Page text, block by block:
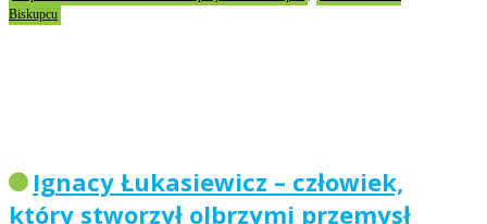
Biskupcu
Ignacy Łukasiewicz – człowiek,
który stworzył olbrzymi przemysł